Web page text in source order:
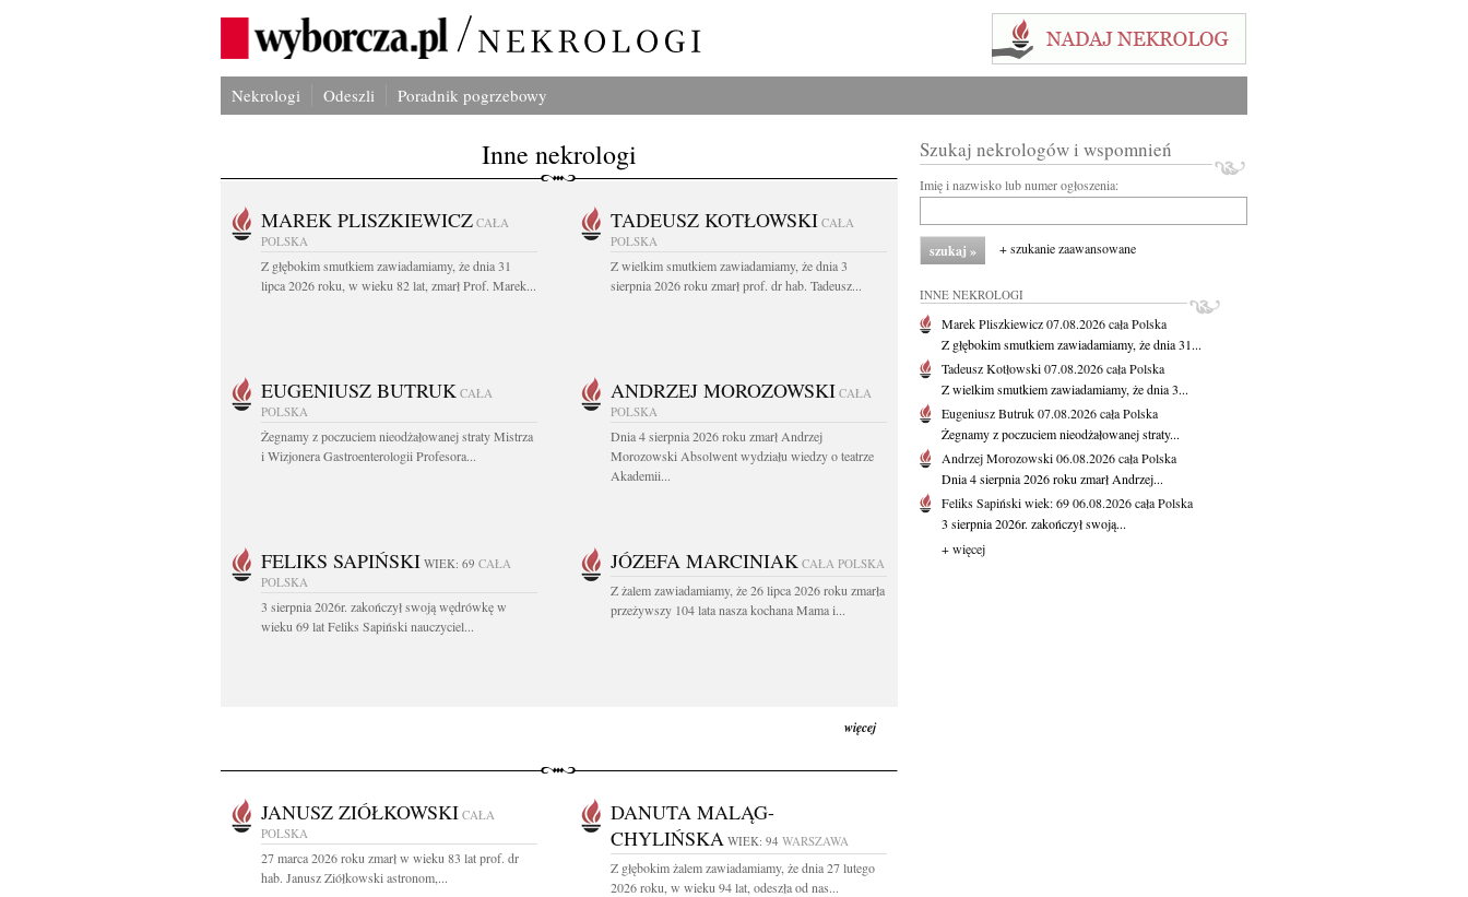
Nekrologi Odeszli Poradnik pogrzebowy
Inne nekrologi
MAREK PLISZKIEWICZ CAŁA
POLSKA
Z głębokim smutkiem zawiadamiamy, że dnia 31
lipca 2026 roku, w wieku 82 lat, zmarł Prof. Marek...
TADEUSZ KOTŁOWSKI CAŁA
POLSKA
Z wielkim smutkiem zawiadamiamy, że dnia 3
sierpnia 2026 roku zmarł prof. dr hab. Tadeusz...
EUGENIUSZ BUTRUK CAŁA
POLSKA
Żegnamy z poczuciem nieodżałowanej straty Mistrza
i Wizjonera Gastroenterologii Profesora...
ANDRZEJ MOROZOWSKI CAŁA
POLSKA
Dnia 4 sierpnia 2026 roku zmarł Andrzej
Morozowski Absolwent wydziału wiedzy o teatrze
Akademii...
FELIKS SAPIŃSKI WIEK: 69 CAŁA
POLSKA
3 sierpnia 2026r. zakończył swoją wędrówkę w
wieku 69 lat Feliks Sapiński nauczyciel...
JÓZEFA MARCINIAK CAŁA POLSKA
Z żalem zawiadamiamy, że 26 lipca 2026 roku zmarła
przeżywszy 104 lata nasza kochana Mama i...
więcej
JANUSZ ZIÓŁKOWSKI CAŁA
POLSKA
27 marca 2026 roku zmarł w wieku 83 lat prof. dr
hab. Janusz Ziółkowski astronom,...
DANUTA MALĄG-
CHYLIŃSKA WIEK: 94 WARSZAWA
Z głębokim żalem zawiadamiamy, że dnia 27 lutego
2026 roku, w wieku 94 lat, odeszła od nas...
Szukaj nekrologów i wspomnień
Imię i nazwisko lub numer ogłoszenia:
+ szukanie zaawansowane
INNE NEKROLOGI
Marek Pliszkiewicz07.08.2026cała Polska
Z głębokim smutkiem zawiadamiamy, że dnia 31...
Tadeusz Kotłowski07.08.2026cała Polska
Z wielkim smutkiem zawiadamiamy, że dnia 3...
Eugeniusz Butruk07.08.2026cała Polska
Żegnamy z poczuciem nieodżałowanej straty...
Andrzej Morozowski06.08.2026cała Polska
Dnia 4 sierpnia 2026 roku zmarł Andrzej...
Feliks Sapińskiwiek: 6906.08.2026cała Polska
3 sierpnia 2026r. zakończył swoją...
+ więcej